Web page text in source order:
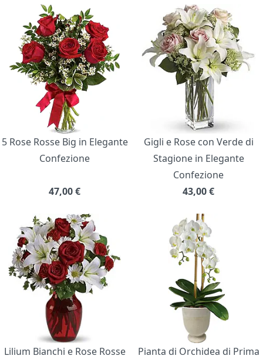
5 Rose Rosse Big in Elegante
Confezione
47,00€
Gigli e Rose con Verde di
Stagione in Elegante
Confezione
43,00€
Lilium Bianchi e Rose Rosse
Pianta di Orchidea di Prima